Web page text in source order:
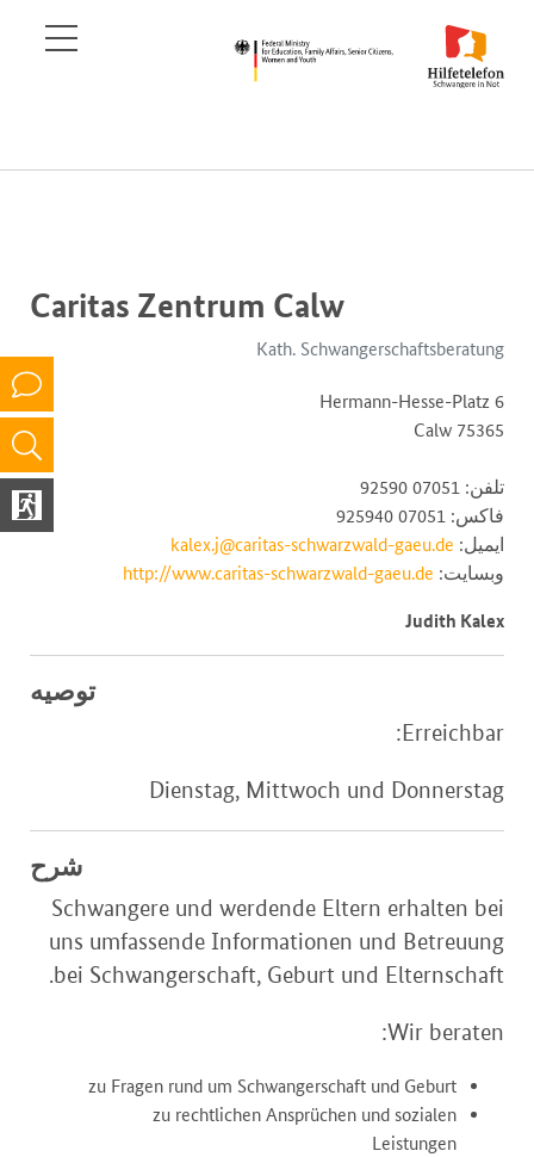
Caritas Zentrum Calw
Kath. Schwangerschaftsberatung
Hermann-Hesse-Platz 6
75365 Calw
تلفن: 07051 92590
فاکس: 07051 925940
ایمیل: kalex.j@caritas-schwarzwald-gaeu.de
وبسایت: http://www.caritas-schwarzwald-gaeu.de
Judith Kalex
توصیه
Erreichbar:
Dienstag, Mittwoch und Donnerstag
شرح
Schwangere und werdende Eltern erhalten bei
uns umfassende Informationen und Betreuung
bei Schwangerschaft, Geburt und Elternschaft.
Wir beraten:
zu Fragen rund um Schwangerschaft und Geburt
zu rechtlichen Ansprüchen und sozialen
Leistungen